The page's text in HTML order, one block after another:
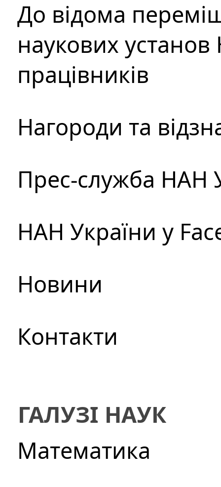
До відома
наукових установ
працівників
Нагороди та
Прес-служба НАН
НАН України у
Новини
Контакти
ГАЛУЗІ НАУК
Математика